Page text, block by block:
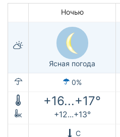
Ночью
Ясная погода
0%
+16...+17°
к +12...+13°
С